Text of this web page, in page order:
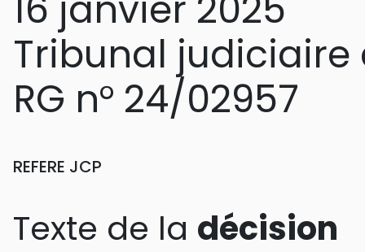
Tribunal judiciaire
RG n° 24/02957
REFERE JCP
Texte de la décision